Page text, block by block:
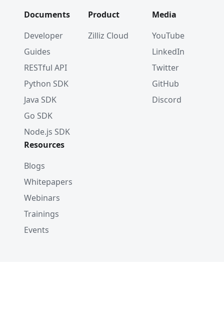
Documents
Developer
Guides
RESTful API
Python SDK
Java SDK
Go SDK
Node.js SDK
Product
Zilliz Cloud
Media
YouTube
LinkedIn
Twitter
GitHub
Discord
Resources
Blogs
Whitepapers
Webinars
Trainings
Events